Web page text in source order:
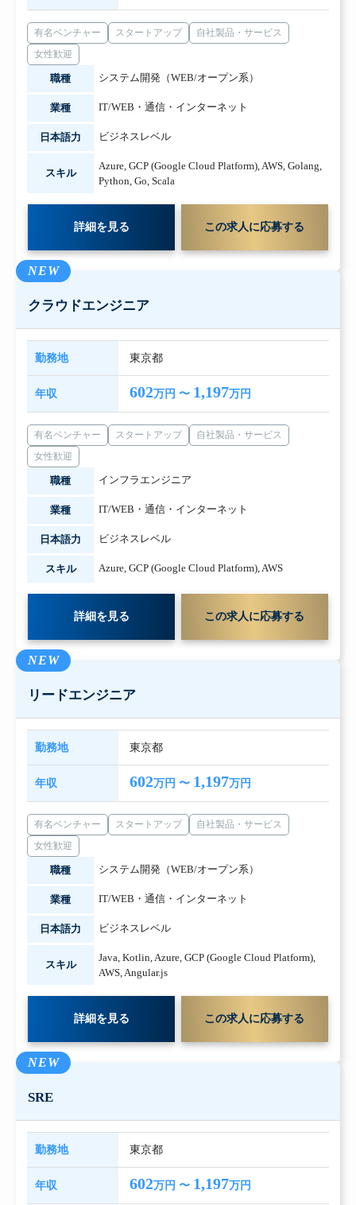
有名ベンチャー スタートアップ
自社製品・サービス
女性歓迎
職種 システム開発（WEB/オープン系）
業種 IT/WEB・通信・インターネット
日本語力 ビジネスレベル
スキル
Azure, GCP (Google Cloud Platform),AWS, Golang,
Python, Go, Scala
詳細を見る この求人に応募する
NEW
クラウドエンジニア
勤務地 東京都
年収 602万円 〜 1,197万円
有名ベンチャー スタートアップ
自社製品・サービス
女性歓迎
職種 インフラエンジニア
業種 IT/WEB・通信・インターネット
日本語力 ビジネスレベル
スキル Azure, GCP (Google Cloud Platform),AWS
詳細を見る この求人に応募する
NEW
リードエンジニア
勤務地 東京都
年収 602万円 〜 1,197万円
有名ベンチャー スタートアップ
自社製品・サービス
女性歓迎
職種 システム開発（WEB/オープン系）
業種 IT/WEB・通信・インターネット
日本語力 ビジネスレベル
スキル
Java, Kotlin,Azure, GCP (Google Cloud Platform),
AWS,Angular.js
詳細を見る この求人に応募する
NEW
SRE
勤務地 東京都
年収 602万円 〜 1,197万円